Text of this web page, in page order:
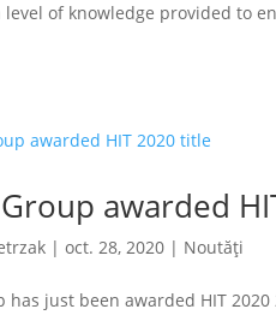
of knowledge provided to
Group awarded
| oct. 28, 2020| Noutăți
has just been awarded HIT